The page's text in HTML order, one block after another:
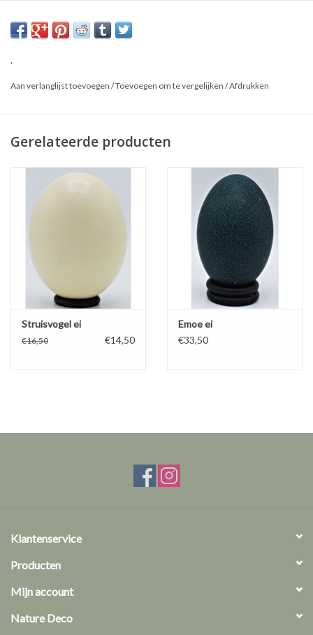
.
Aan verlanglijst toevoegen /Toevoegen om te vergelijken /Afdrukken
Gerelateerde producten
Struisvogel ei
€16,50 €14,50
Emoe ei
€33,50
Klantenservice
Producten
Mijn account
Nature Deco